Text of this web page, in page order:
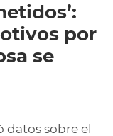
por
se
datos sobre el